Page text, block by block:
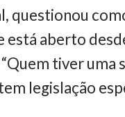
questionou
aberto
tiver
legislação